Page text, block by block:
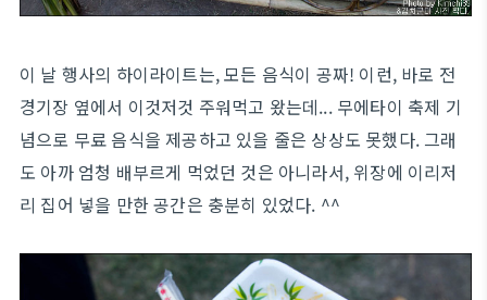
이 날 행사의 하이라이트는, 모든 음식이 공짜! 이런, 바로 전
경기장 옆에서 이것저것 주워먹고 왔는데... 무에타이 축제 기
념으로 무료 음식을 제공하고 있을 줄은 상상도 못했다. 그래
도 아까 엄청 배부르게 먹었던 것은 아니라서, 위장에 이리저
리 집어 넣을 만한 공간은 충분히 있었다. ^^